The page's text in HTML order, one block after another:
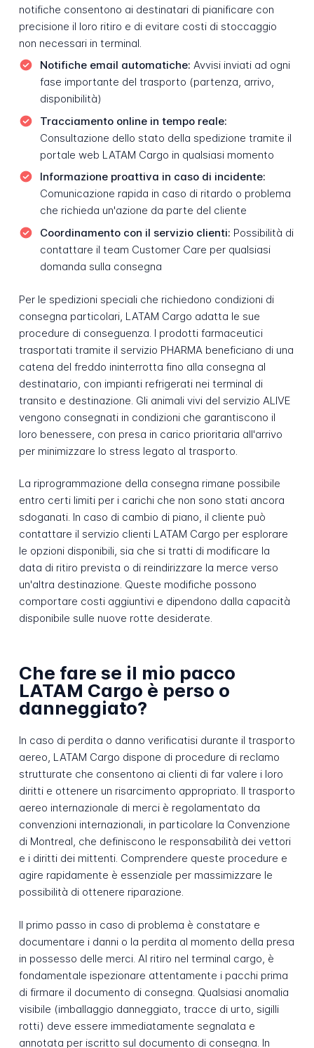
notifiche consentono ai destinatari di pianificare con
precisione il loro ritiro e di evitare costi di stoccaggio
non necessari in terminal.
Notifiche email automatiche: Avvisi inviati ad ogni
fase importante del trasporto (partenza, arrivo,
disponibilità)
Tracciamento online in tempo reale:
Consultazione dello stato della spedizione tramite il
portale web LATAM Cargo in qualsiasi momento
Informazione proattiva in caso di incidente:
Comunicazione rapida in caso di ritardo o problema
che richieda un'azione da parte del cliente
Coordinamento con il servizio clienti: Possibilità di
contattare il team Customer Care per qualsiasi
domanda sulla consegna
Per le spedizioni speciali che richiedono condizioni di
consegna particolari, LATAM Cargo adatta le sue
procedure di conseguenza. I prodotti farmaceutici
trasportati tramite il servizio PHARMA beneficiano di una
catena del freddo ininterrotta fino alla consegna al
destinatario, con impianti refrigerati nei terminal di
transito e destinazione. Gli animali vivi del servizio ALIVE
vengono consegnati in condizioni che garantiscono il
loro benessere, con presa in carico prioritaria all'arrivo
per minimizzare lo stress legato al trasporto.
La riprogrammazione della consegna rimane possibile
entro certi limiti per i carichi che non sono stati ancora
sdoganati. In caso di cambio di piano, il cliente può
contattare il servizio clienti LATAM Cargo per esplorare
le opzioni disponibili, sia che si tratti di modificare la
data di ritiro prevista o di reindirizzare la merce verso
un'altra destinazione. Queste modifiche possono
comportare costi aggiuntivi e dipendono dalla capacità
disponibile sulle nuove rotte desiderate.
Che fare se il mio pacco
LATAM Cargo è perso o
danneggiato?
In caso di perdita o danno verificatisi durante il trasporto
aereo, LATAM Cargo dispone di procedure di reclamo
strutturate che consentono ai clienti di far valere i loro
diritti e ottenere un risarcimento appropriato. Il trasporto
aereo internazionale di merci è regolamentato da
convenzioni internazionali, in particolare la Convenzione
di Montreal, che definiscono le responsabilità dei vettori
e i diritti dei mittenti. Comprendere queste procedure e
agire rapidamente è essenziale per massimizzare le
possibilità di ottenere riparazione.
Il primo passo in caso di problema è constatare e
documentare i danni o la perdita al momento della presa
in possesso delle merci. Al ritiro nel terminal cargo, è
fondamentale ispezionare attentamente i pacchi prima
di firmare il documento di consegna. Qualsiasi anomalia
visibile (imballaggio danneggiato, tracce di urto, sigilli
rotti) deve essere immediatamente segnalata e
annotata per iscritto sul documento di consegna. In